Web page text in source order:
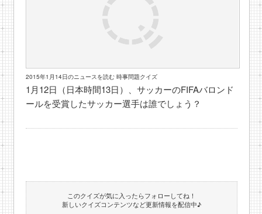
2015年1月14日のニュースを読む 時事問題クイズ
1月12日（日本時間13日）、サッカーのFIFAバロンド
ールを受賞したサッカー選手は誰でしょう？
このクイズが気に入ったらフォローしてね！
新しいクイズコンテンツなど更新情報を配信中♪